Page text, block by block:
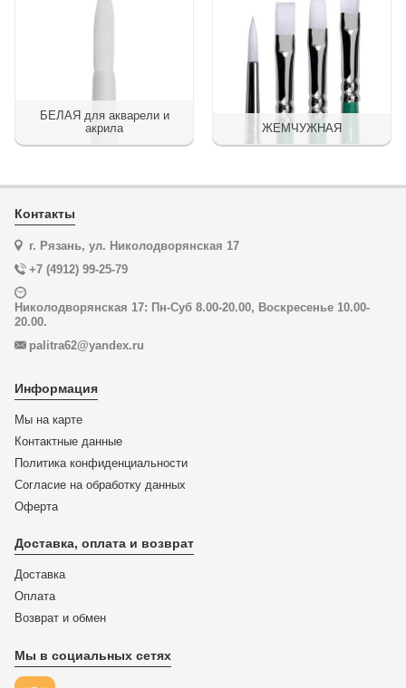
БЕЛАЯ для акварели и
акрила
ЖЕМЧУЖНАЯ
Контакты
г. Рязань, ул. Николодворянская 17
+7 (4912) 99-25-79
Николодворянская 17: Пн-Суб 8.00-20.00, Воскресенье 10.00-
20.00.
palitra62@yandex.ru
Информация
Мы на карте
Контактные данные
Политика конфиденциальности
Согласие на обработку данных
Оферта
Доставка, оплата и возврат
Доставка
Оплата
Возврат и обмен
Мы в социальных сетях